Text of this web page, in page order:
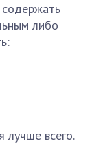
либо
лучше всего.